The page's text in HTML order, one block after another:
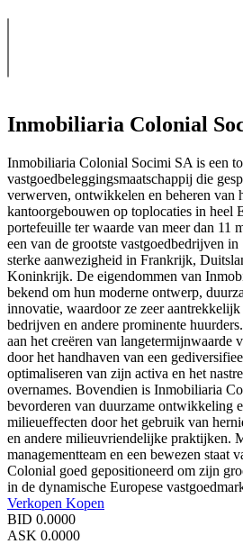
Inmobiliaria Colonial
Inmobiliaria Colonial Socimi SA is een
vastgoedbeleggingsmaatschappij die
verwerven, ontwikkelen en beheren van
kantoorgebouwen op toplocaties in heel
portefeuille ter waarde van meer dan 11
een van de grootste vastgoedbedrijven in
sterke aanwezigheid in Frankrijk,
Koninkrijk. De eigendommen van
bekend om hun moderne ontwerp,
innovatie, waardoor ze zeer
bedrijven en andere prominente
aan het creëren van langetermijnwaarde
door het handhaven van een
optimaliseren van zijn activa en het
overnames. Bovendien is Inmobiliaria
bevorderen van duurzame ontwikkeling
milieueffecten door het gebruik van
en andere milieuvriendelijke praktijken.
managementteam en een bewezen staat
Colonial goed gepositioneerd om zijn
in de dynamische Europese
Verkopen Kopen
BID 0.0000
ASK 0.0000